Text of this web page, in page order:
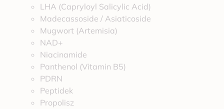
LHA (Capryloyl Salicylic Acid)
Madecassoside / Asiaticoside
Mugwort (Artemisia)
NAD+
Niacinamide
Panthenol (Vitamin B5)
PDRN
Peptidek
Propolisz